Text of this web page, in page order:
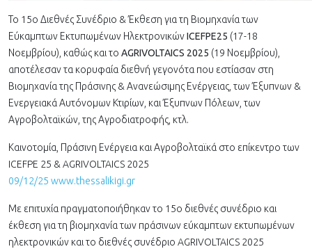
Το 15ο Διεθνές Συνέδριο & Έκθεση για τη Βιομηχανία των
Εύκαμπτων Εκτυπωμένων ΗλεκτρονικώνICEFPE25 (17-18
Νοεμβρίου), καθώς και το AGRIVOLTAICS 2025 (19 Νοεμβρίου),
αποτέλεσαν τα κορυφαία διεθνή γεγονότα που εστίασαν στη
Βιομηχανία της Πράσινης & Ανανεώσιμης Ενέργειας, των Έξυπνων &
Ενεργειακά Αυτόνομων Κτιρίων, και Έξυπνων Πόλεων, των
Αγροβολταϊκών, της Αγροδιατροφής, κτλ.
Καινοτομία, Πράσινη Ενέργεια και Αγροβολταϊκά στο επίκεντρο των
ICEFPE 25 & AGRIVOLTAICS 2025
09/12/25 www.thessalikigi.gr
Με επιτυχία πραγματοποιήθηκαν το 15o διεθνές συνέδριο και
έκθεση για τη βιομηχανία των πράσινων εύκαμπτων εκτυπωμένων
ηλεκτρονικών και το διεθνές συνέδριο AGRIVOLTAICS 2025